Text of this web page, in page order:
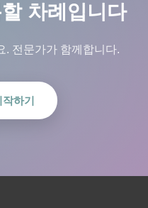
차례입니다
. 전문가가 함께합니다.
하기